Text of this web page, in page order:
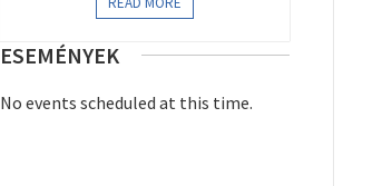
ESEMÉNYEK
No events scheduled at this time.